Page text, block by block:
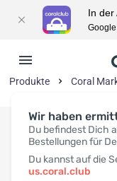
Wir haben
Du befindest Dich
Bestellungen für
Du kannst auf die
us.coral.club
Produkte Coral
In der